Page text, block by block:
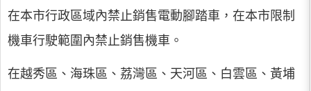
在本市行政區域內禁止銷售電動腳踏車，在本市限制
機車行駛範圍內禁止銷售機車。
在越秀區、海珠區、荔灣區、天河區、白雲區、黃埔